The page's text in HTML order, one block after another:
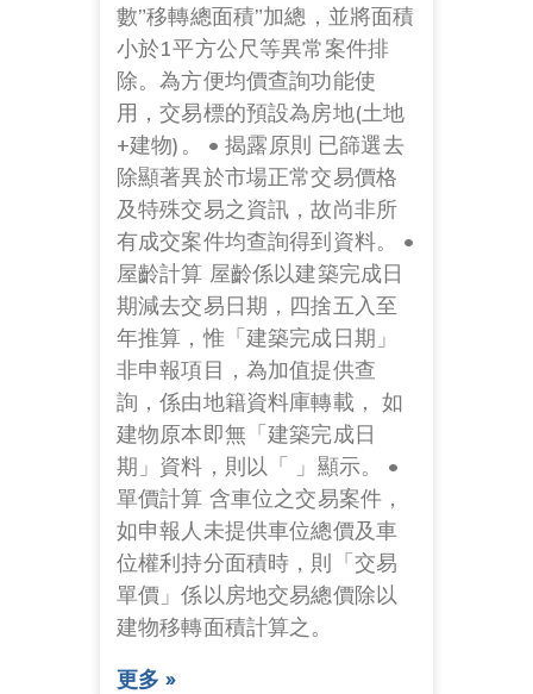
數”移轉總面積”加總，並將面積
小於1平方公尺等異常案件排
除。為方便均價查詢功能使
用，交易標的預設為房地(土地
+建物)。 • 揭露原則 已篩選去
除顯著異於市場正常交易價格
及特殊交易之資訊，故尚非所
有成交案件均查詢得到資料。 •
屋齡計算 屋齡係以建築完成日
期減去交易日期，四捨五入至
年推算，惟「建築完成日期」
非申報項目，為加值提供查
詢，係由地籍資料庫轉載， 如
建物原本即無「建築完成日
期」資料，則以「 」顯示。 •
單價計算 含車位之交易案件，
如申報人未提供車位總價及車
位權利持分面積時，則「交易
單價」係以房地交易總價除以
建物移轉面積計算之。
更多 »